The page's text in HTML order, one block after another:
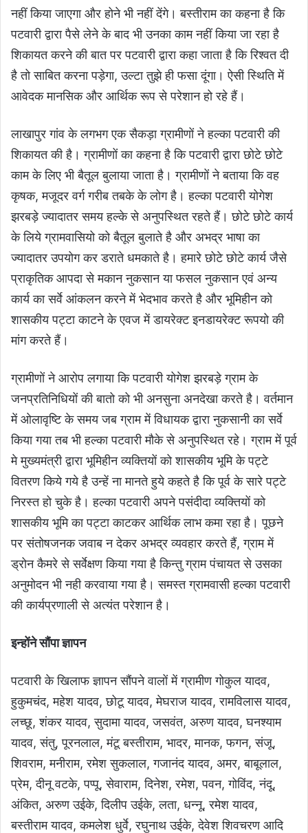
नहीं किया जाएगा और होने भी नहीं देंगे। बस्तीराम का कहना है कि
पटवारी द्वारा पैसे लेने के बाद भी उनका काम नहीं किया जा रहा है
शिकायत करने की बात पर पटवारी द्वारा कहा जाता है कि रिश्वत दी
है तो साबित करना पड़ेगा, उल्टा तुझे ही फसा दूंगा। ऐसी स्थिति में
आवेदक मानसिक और आर्थिक रूप से परेशान हो रहे हैं।
लाखापुर गांव के लगभग एक सैकड़ा ग्रामीणों ने हल्का पटवारी की
शिकायत की है। ग्रामीणों का कहना है कि पटवारी द्वारा छोटे छोटे
काम के लिए भी बैतूल बुलाया जाता है। ग्रामीणों ने बताया कि वह
कृषक, मजूदर वर्ग गरीब तबके के लोग है। हल्का पटवारी योगेश
झरबड़े ज्यादातर समय हल्के से अनुपस्थित रहते हैं। छोटे छोटे कार्य
के लिये ग्रामवासियो को बैतूल बुलाते है और अभद्र भाषा का
ज्यादातर उपयोग कर डराते धमकाते है। हमारे छोटे छोटे कार्य जैसे
प्राकृतिक आपदा से मकान नुकसान या फसल नुकसान एवं अन्य
कार्य का सर्वे आंकलन करने में भेदभाव करते है और भूमिहीन को
शासकीय पट्टा काटने के एवज में डायरेक्ट इनडायरेक्ट रूपयो की
मांग करते हैं।
ग्रामीणों ने आरोप लगाया कि पटवारी योगेश झरबड़े ग्राम के
जनप्रतिनिधियों की बातो को भी अनसुना अनदेखा करते है। वर्तमान
में ओलावृष्टि के समय जब ग्राम में विधायक द्वारा नुकसानी का सर्वे
किया गया तब भी हल्का पटवारी मौके से अनुपस्थित रहे। ग्राम में पूर्व
मे मुख्यमंत्री द्वारा भूमिहीन व्यक्तियों को शासकीय भूमि के पट्टे
वितरण किये गये है उन्हें ना मानते हुये कहते है कि पूर्व के सारे पट्टे
निरस्त हो चुके है। हल्का पटवारी अपने पसंदीदा व्यक्तियों को
शासकीय भूमि का पट्टा काटकर आर्थिक लाभ कमा रहा है। पूछने
पर संतोषजनक जवाब न देकर अभद्र व्यवहार करते हैं, ग्राम में
ड्रोन कैमरे से सर्वेक्षण किया गया है किन्तु ग्राम पंचायत से उसका
अनुमोदन भी नही करवाया गया है। समस्त ग्रामवासी हल्का पटवारी
की कार्यप्रणाली से अत्यंत परेशान है।
इन्होंने सौंपा ज्ञापन
पटवारी के खिलाफ ज्ञापन सौंपने वालों में ग्रामीण गोकुल यादव,
हुकुमचंद, महेश यादव, छोटू यादव, मेघराज यादव, रामविलास यादव,
लच्छू, शंकर यादव, सुदामा यादव, जसवंत, अरुण यादव, घनश्याम
यादव, संतु, पूरनलाल, मंटू बस्तीराम, भादर, मानक, फगन, संजू,
शिवराम, मनीराम, रमेश सुकलाल, गजानंद यादव, अमर, बाबूलाल,
प्रेम, दीनू वटके, पप्पू, सेवाराम, दिनेश, रमेश, पवन, गोविंद, नंदू,
अंकित, अरुण उईके, दिलीप उईके, लता, धन्नू, रमेश यादव,
बस्तीराम यादव, कमलेश धुर्वे, रघुनाथ उईके, देवेश शिवचरण आदि